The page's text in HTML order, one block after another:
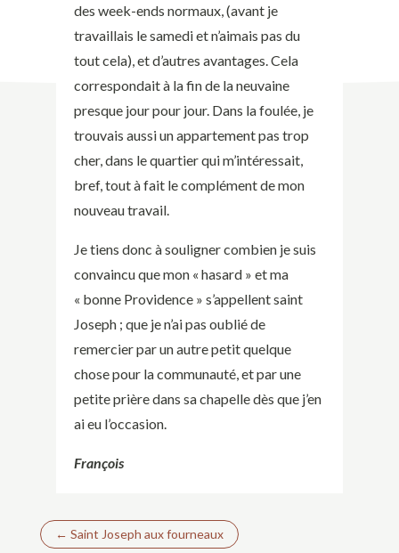
des week-ends normaux, (avant je
travaillais le samedi et n’aimais pas du
tout cela), et d’autres avantages. Cela
correspondait à la fin de la neuvaine
presque jour pour jour. Dans la foulée, je
trouvais aussi un appartement pas trop
cher, dans le quartier qui m’intéressait,
bref, tout à fait le complément de mon
nouveau travail.
Je tiens donc à souligner combien je suis
convaincu que mon « hasard » et ma
« bonne Providence » s’appellent saint
Joseph ; que je n’ai pas oublié de
remercier par un autre petit quelque
chose pour la communauté, et par une
petite prière dans sa chapelle dès que j’en
ai eu l’occasion.
François
← Saint Joseph aux fourneaux